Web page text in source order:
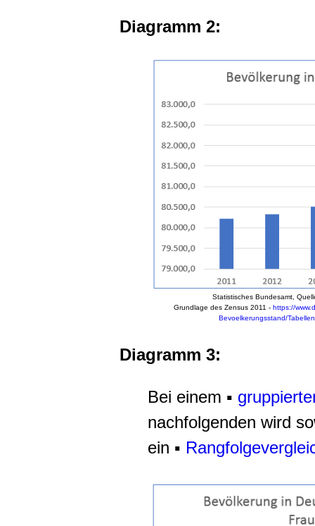
Diagramm 2:
Statistisches Bundesamt,
Grundlage des Zensus 2011 - https://
Bevoelkerungsstand/
Diagramm 3:
Bei einem ▪
nachfolgenden wird
ein ▪